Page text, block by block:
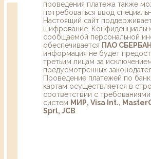
проведения платежа также
потребоваться ввод
Настоящий сайт
шифрование.
сообщаемой персональной
обеспечивается ПАО
информация не будет
третьим лицам за
предусмотренных
Проведение платежей по
картам осуществляется в
соответствии с
систем МИР, Visa Int.,
Sprl, JCB